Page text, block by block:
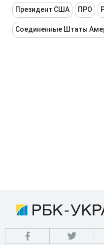
Президент США ПРО
Соединенные Штаты